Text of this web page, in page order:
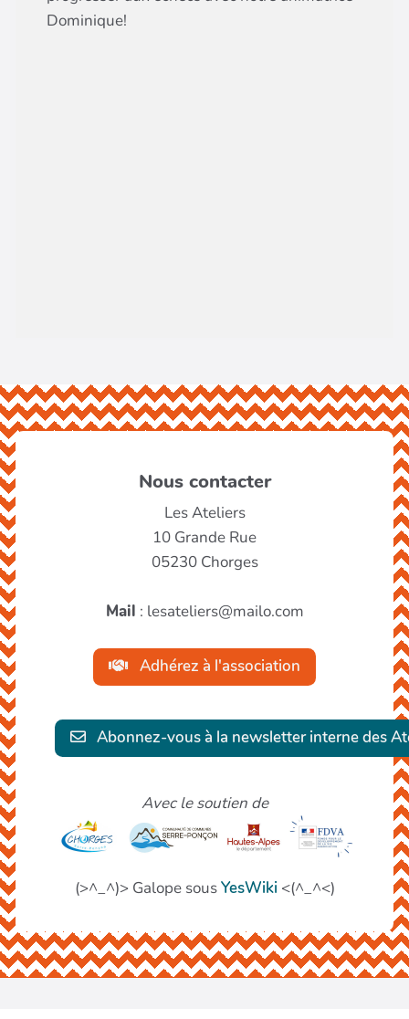
Dominique!
Nous contacter
Les Ateliers
10 Grande Rue
05230 Chorges
Mail : lesateliers@mailo.com
Adhérez à l'association
Abonnez-vous à la newsletter interne des
Avec le soutien de
(>^_^)> Galope sousYesWiki <(^_^<)